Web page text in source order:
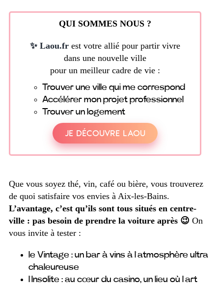
QUI SOMMES NOUS ?
✨ Laou.fr est votre allié pour partir vivre
dans une nouvelle ville
pour un meilleur cadre de vie :
Trouver une ville qui me correspond
Accélérer mon projet professionnel
Trouver un logement
JE DÉCOUVRE LAOU
Que vous soyez thé, vin, café ou bière, vous trouverez
de quoi satisfaire vos envies à Aix-les-Bains.
L’avantage, c’est qu’ils sont tous situés en centre-
ville : pas besoin de prendre la voiture après 😉 On
vous invite à tester :
le Vintage : un bar à vins à l’atmosphère ultra
chaleureuse
l’Insolite : au cœur du casino, un lieu où l’art